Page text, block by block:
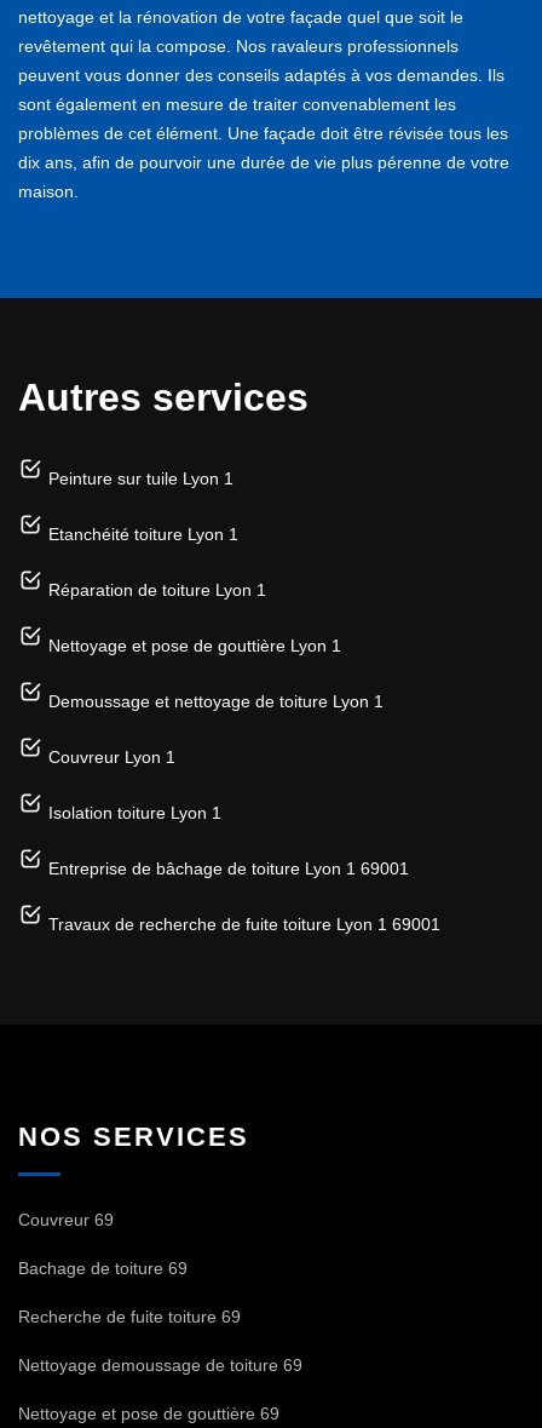
nettoyage et la rénovation de votre façade quel que soit le
revêtement qui la compose. Nos ravaleurs professionnels
peuvent vous donner des conseils adaptés à vos demandes. Ils
sont également en mesure de traiter convenablement les
problèmes de cet élément. Une façade doit être révisée tous les
dix ans, afin de pourvoir une durée de vie plus pérenne de votre
maison.
Autres services
Peinture sur tuile Lyon 1
Etanchéité toiture Lyon 1
Réparation de toiture Lyon 1
Nettoyage et pose de gouttière Lyon 1
Demoussage et nettoyage de toiture Lyon 1
Couvreur Lyon 1
Isolation toiture Lyon 1
Entreprise de bâchage de toiture Lyon 1 69001
Travaux de recherche de fuite toiture Lyon 1 69001
NOS SERVICES
Couvreur 69
Bachage de toiture 69
Recherche de fuite toiture 69
Nettoyage demoussage de toiture 69
Nettoyage et pose de gouttière 69